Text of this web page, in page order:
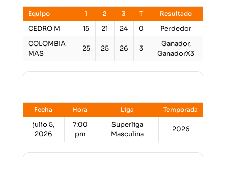
Equipo 1 2 3 T Resultado
CEDRO M 15 21 24 0
Perdedor
COLOMBIA
MAS
25 25 26 3
Ganador,
GanadorX3
Fecha Hora Liga Temporada
julio 5,
2026
7:00
pm
Superliga
Masculina
2026